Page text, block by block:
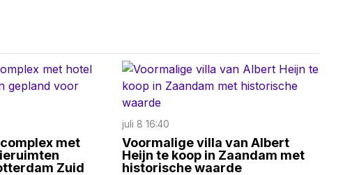
met
Zuid
juli 8 16:40
Voormalige villa van Albert
Heijn te koop in Zaandam met
historische waarde